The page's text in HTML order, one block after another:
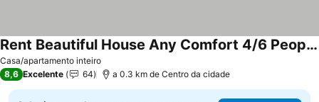
Casa/apartamento inteiro
Rent Beautiful House Any Comfort 4/6 People 120M2
Ver preços
8,6 Excelente 64 a 0.3 km de Centro da cidade